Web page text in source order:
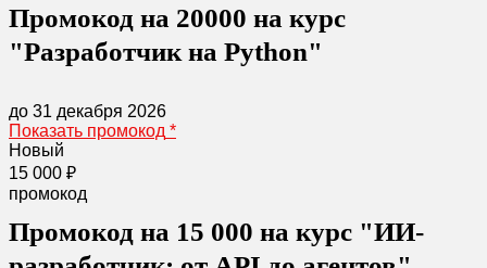
Промокод на 20000 на курс
"Разработчик на Python"
до 31 декабря 2026
Показать промокод *
Новый
15 000 ₽
промокод
Промокод на 15 000 на курс "ИИ-